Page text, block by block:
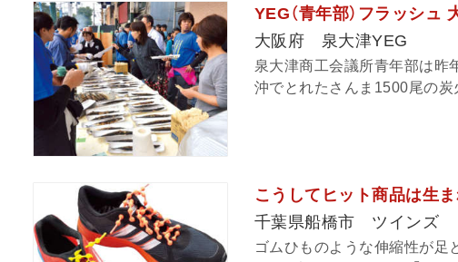
YEG（青年部）フラッシ
大阪府 泉大津YEG
泉大津商工会議所青年部は昨
沖でとれたさんま1500尾の炭
こうしてヒット商品は生
千葉県船橋市 ツインズ
ゴムひものような伸縮性が足